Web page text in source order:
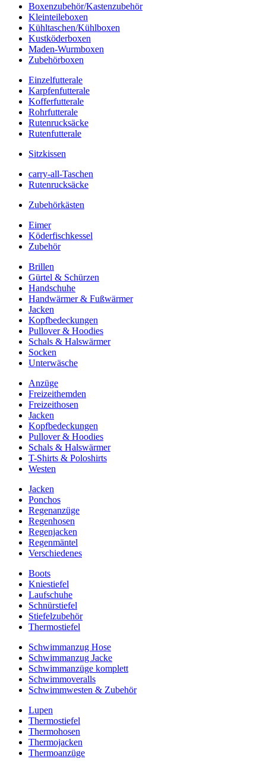
Boxenzubehör/Kastenzubehör
Kleinteileboxen
Kühltaschen/Kühlboxen
Kustköderboxen
Maden-Wurmboxen
Zubehörboxen
Einzelfutterale
Karpfenfutterale
Kofferfutterale
Rohrfutterale
Rutenrucksäcke
Rutenfutterale
Sitzkissen
carry-all-Taschen
Rutenrucksäcke
Zubehörkästen
Eimer
Köderfischkessel
Zubehör
Brillen
Gürtel & Schürzen
Handschuhe
Handwärmer & Fußwärmer
Jacken
Kopfbedeckungen
Pullover & Hoodies
Schals & Halswärmer
Socken
Unterwäsche
Anzüge
Freizeithemden
Freizeithosen
Jacken
Kopfbedeckungen
Pullover & Hoodies
Schals & Halswärmer
T-Shirts & Poloshirts
Westen
Jacken
Ponchos
Regenanzüge
Regenhosen
Regenjacken
Regenmäntel
Verschiedenes
Boots
Kniestiefel
Laufschuhe
Schnürstiefel
Stiefelzubehör
Thermostiefel
Schwimmanzug Hose
Schwimmanzug Jacke
Schwimmanzüge komplett
Schwimmoveralls
Schwimmwesten & Zubehör
Lupen
Thermostiefel
Thermohosen
Thermojacken
Thermoanzüge